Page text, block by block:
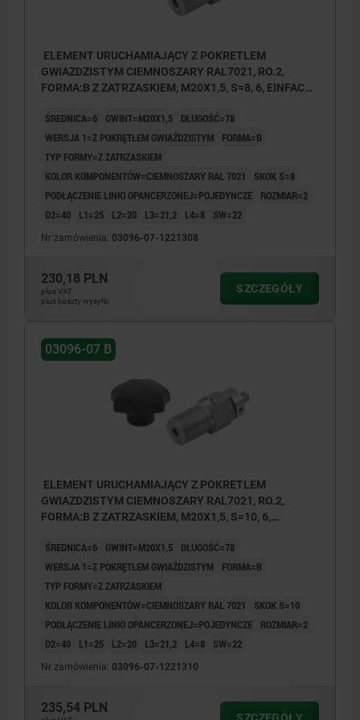
ELEMENT URUCHAMIAJĄCY Z POKRETLEM
GWIAZDZISTYM CIEMNOSZARY RAL7021, RO.2,
FORMA:B Z ZATRZASKIEM, M20X1,5, S=8, 6, EINFACH,
ŚREDNICA=6 GWINT=M20X1,5
DŁUGOŚĆ=78
WERSJA 1=Z POKRĘTŁEM GWIAŹDZISTYM
FORMA=B
TYP FORMY=Z ZATRZASKIEM
KOLOR KOMPONENTÓW=CIEMNOSZARY RAL 7021
SKOK S=8
PODŁĄCZENIE LINKI OPANCERZONEJ=POJEDYNCZE
ROZMIAR=2
D2=40
L1=25 L2=20 L3=21,2 L4=8 SW=22
Nr zamówienia: 03096-07-1221308
230,18 PLN
plus VAT
plus koszty wysyłki
SZCZEGÓŁY
03096-07 B
ELEMENT URUCHAMIAJĄCY Z POKRETLEM
GWIAZDZISTYM CIEMNOSZARY RAL7021, RO.2,
FORMA:B Z ZATRZASKIEM, M20X1,5, S=10, 6,
KOMP:TERMOPLAST
ŚREDNICA=6 GWINT=M20X1,5
DŁUGOŚĆ=78
WERSJA 1=Z POKRĘTŁEM GWIAŹDZISTYM
FORMA=B
TYP FORMY=Z ZATRZASKIEM
KOLOR KOMPONENTÓW=CIEMNOSZARY RAL 7021
SKOK S=10
PODŁĄCZENIE LINKI OPANCERZONEJ=POJEDYNCZE
ROZMIAR=2
D2=40
L1=25 L2=20 L3=21,2 L4=8 SW=22
Nr zamówienia: 03096-07-1221310
235,54 PLN
SZCZEGÓŁY